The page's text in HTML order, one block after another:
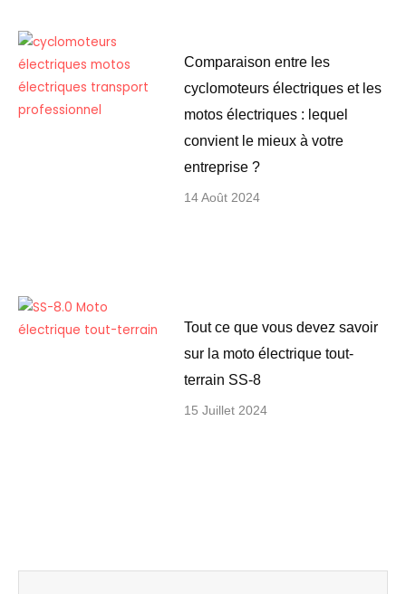
Comparaison entre les
cyclomoteurs électriques et les
motos électriques : lequel
convient le mieux à votre
entreprise ?
14 Août 2024
Tout ce que vous devez savoir
sur la moto électrique tout-
terrain SS-8
15 Juillet 2024